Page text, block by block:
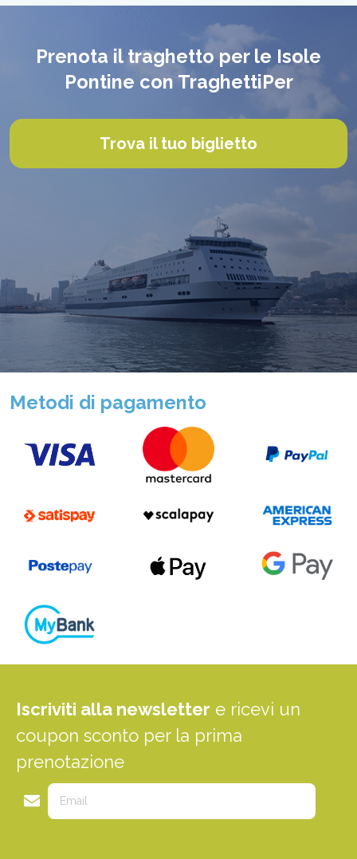
Prenota il traghetto per le Isole
Pontine con TraghettiPer
Trova il tuo biglietto
Metodi di pagamento
Iscriviti alla newsletter e ricevi un
coupon sconto per la prima
prenotazione